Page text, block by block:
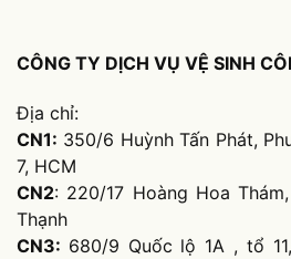
CÔNG TY DỊCH VỤ VỆ SINH
Địa chỉ:
CN1: 350/6 Huỳnh Tấn Phát,
7, HCM
CN2: 220/17 Hoàng Hoa
Thạnh
CN3: 680/9 Quốc lộ 1A , tổ